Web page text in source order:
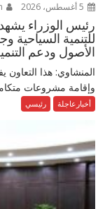
رئيس الوزراء يشهد
للتنمية
الأصول ودعم
المنشاوي: هذا التعاون
وإقامة مشروعات
أخبارعاجلة رئيسي